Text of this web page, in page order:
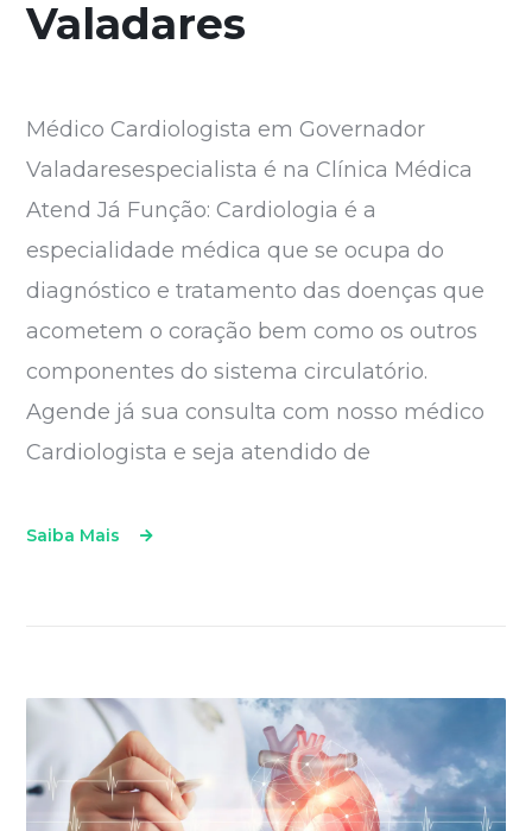
Valadares
Médico Cardiologista em Governador
Valadaresespecialista é na Clínica Médica
Atend Já Função: Cardiologia é a
especialidade médica que se ocupa do
diagnóstico e tratamento das doenças que
acometem o coração bem como os outros
componentes do sistema circulatório.
Agende já sua consulta com nosso médico
Cardiologista e seja atendido de
Saiba Mais